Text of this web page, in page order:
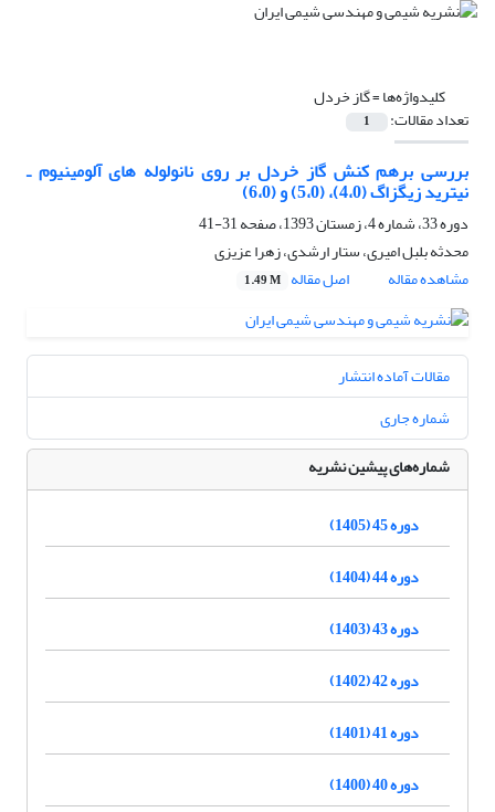
کلیدواژه‌ها =گاز خردل
تعداد مقالات: 1
بررسی برهم کنش گاز خردل بر روی نانولوله های آلومینیوم ـ
نیترید زیگزاگ (4،0)، (5،0) و (6،0)
دوره 33، شماره 4، زمستان 1393، صفحه
31-41
محدثه بلبل امیری، ستار ارشدی، زهرا عزیزی
مشاهده مقاله
اصل مقاله 1.49 M
مقالات آماده انتشار
شماره جاری
شماره‌های پیشین نشریه
دوره 45 (1405)
دوره 44 (1404)
دوره 43 (1403)
دوره 42 (1402)
دوره 41 (1401)
دوره 40 (1400)